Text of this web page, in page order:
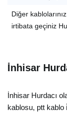
Diğer
irtibata geçiniz
İnhisar
İnhisar Hurdacı
kablosu, ptt kablo